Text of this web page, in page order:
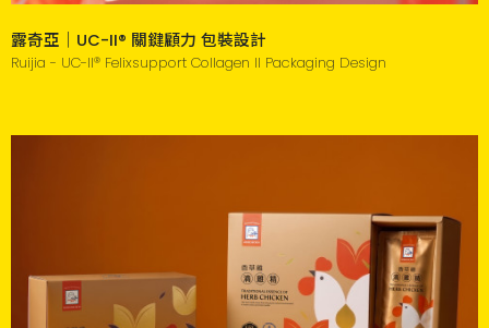
露奇亞｜UC-II® 關鍵顧力 包裝設計
Ruijia - UC-II® Felixsupport Collagen II Packaging Design